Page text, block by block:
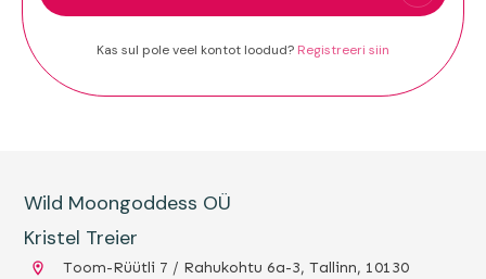
Kas sul pole veel kontot loodud? Registreeri siin
Wild Moongoddess OÜ
Kristel Treier
Toom-Rüütli 7 / Rahukohtu 6a-3, Tallinn, 10130